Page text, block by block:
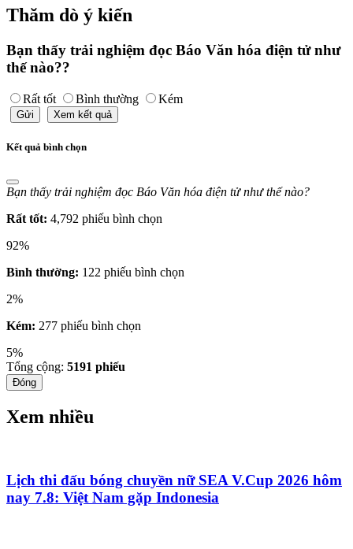
Thăm dò ý kiến
Bạn thấy trải nghiệm đọc Báo Văn hóa điện tử như
thế nào??
Rất tốt Bình thường Kém
Gửi Xem kết quả
Kết quả bình chọn
Bạn thấy trải nghiệm đọc Báo Văn hóa điện tử như thế nào?
Rất tốt: 4,792 phiếu bình chọn
92%
Bình thường: 122 phiếu bình chọn
2%
Kém: 277 phiếu bình chọn
5%
Tổng cộng: 5191 phiếu
Đóng
Xem nhiều
Lịch thi đấu bóng chuyền nữ SEA V.Cup 2026 hôm
nay 7.8: Việt Nam gặp Indonesia